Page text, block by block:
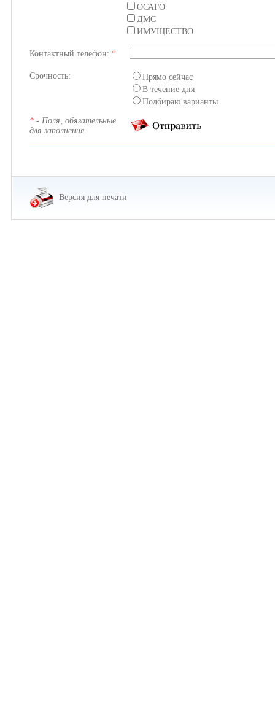
ОСАГО
ДМС
ИМУЩЕСТВО
Контактный телефон: *
Срочность:
Прямо сейчас
В течение дня
Подбираю варианты
* - Поля, обязательные
для заполнения
Версия для печати